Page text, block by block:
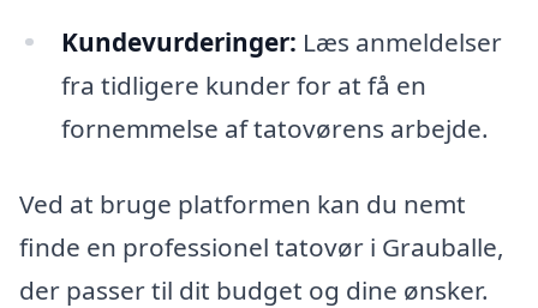
Kundevurderinger: Læs anmeldelser
fra tidligere kunder for at få en
fornemmelse af tatovørens arbejde.
Ved at bruge platformen kan du nemt
finde en professionel tatovør i Grauballe,
der passer til dit budget og dine ønsker.